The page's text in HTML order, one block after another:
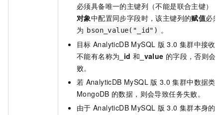
必须具备唯一的主键列（不能是联合主键），
对象中配置同步字段时，该主键列的赋值必须
为 bson_value("_id") 。
目标 AnalyticDB MySQL 版 3.0 集群中接收
不能有名称为 _id 和 _value 的字段，否则会
败。
若 AnalyticDB MySQL 版 3.0 集群中数据类
MongoDB 的数据，则会导致任务失败。
由于 AnalyticDB MySQL 版 3.0 集群本身的